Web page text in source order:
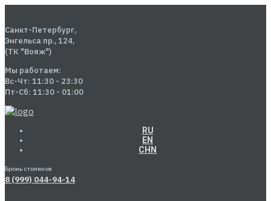
Санкт-Петербург,
Энгельса пр., 124,
(ТК "Вояж")
Мы работаем:
Вс-Чт: 11:30 - 23:30
Пт-Сб: 11:30 - 01:00
RU
EN
CHN
Бронь столиков
8 (999) 044-94-14